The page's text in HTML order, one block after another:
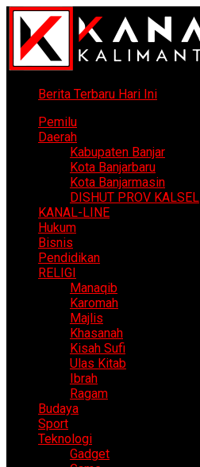
Berita Terbaru Hari Ini
Pemilu
Daerah
Kabupaten Banjar
Kota Banjarbaru
Kota Banjarmasin
DISHUT PROV KALSEL
KANAL-LINE
Hukum
Bisnis
Pendidikan
RELIGI
Manaqib
Karomah
Majlis
Khasanah
Kisah Sufi
Ulas Kitab
Ibrah
Ragam
Budaya
Sport
Teknologi
Gadget